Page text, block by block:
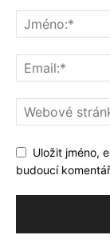
Uložit jméno,
budoucí